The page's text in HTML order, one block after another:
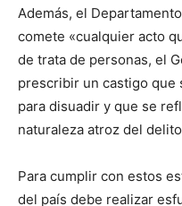
Además, el
comete «cualquier acto
de trata de personas, el
prescribir un castigo que
para disuadir y que se
naturaleza atroz del
Para cumplir con estos
del país debe realizar